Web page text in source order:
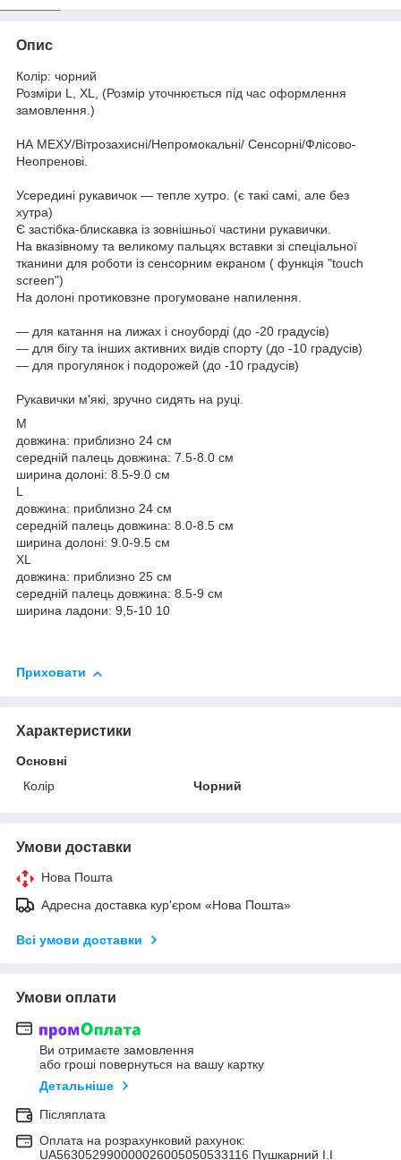
Опис
Колір: чорний
Розміри L, XL, (Розмір уточнюється під час оформлення
замовлення.)
НА МЕХУ/Вітрозахисні/Непромокальні/ Сенсорні/Флісово-
Неопренові.
Усередині рукавичок — тепле хутро. (є такі самі, але без
хутра)
Є застібка-блискавка із зовнішньої частини рукавички.
На вказівному та великому пальцях вставки зі спеціальної
тканини для роботи із сенсорним екраном ( функція "touch
screen")
На долоні протиковзне прогумоване напилення.
— для катання на лижах і сноуборді (до -20 градусів)
— для бігу та інших активних видів спорту (до -10 градусів)
— для прогулянок і подорожей (до -10 градусів)
Рукавички м'які, зручно сидять на руці.
М
довжина: приблизно 24 см
середній палець довжина: 7.5-8.0 см
ширина долоні: 8.5-9.0 см
L
довжина: приблизно 24 см
середній палець довжина: 8.0-8.5 см
ширина долоні: 9.0-9.5 см
XL
довжина: приблизно 25 см
середній палець довжина: 8.5-9 см
ширина ладони: 9,5-10 10
Приховати
Характеристики
Основні
Колір
Чорний
Умови доставки
Нова Пошта
Адресна доставка кур'єром «Нова Пошта»
Всі умови доставки
Умови оплати
Ви отримаєте замовлення
або гроші повернуться на вашу картку
Детальніше
Післяплата
Оплата на розрахунковий рахунок:
UA563052990000026005050533116 Пушкарний І.І